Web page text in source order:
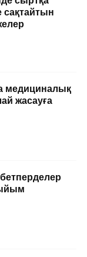
сақтайтын
медициналық
жасауға